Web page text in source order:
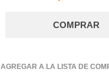
AGREGAR A LA LISTA DE